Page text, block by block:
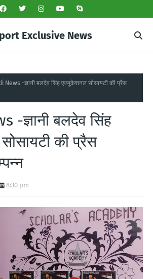
Exclusive News
News -ज्ञानी बलदेव सिंह एज्यूकेशनल सोसायटी की प्रैस
-ज्ञानी बलदेव सिंह
की प्रैस
8:30 pm